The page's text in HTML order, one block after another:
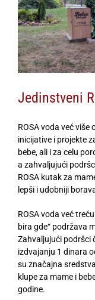
Jedinstveni
ROSA voda već više
inicijative i projekte
bebe, ali i za celu
a zahvaljujući
ROSA kutak za
lepši i udobniji
ROSA voda već
bira gde“ podržava
Zahvaljujući podršci
izdvajanju 1 dinara
su značajna
klupe za mame i
godine.